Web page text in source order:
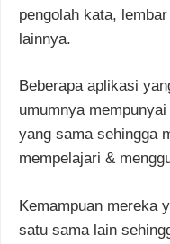
pengolah kata,
lainnya.
Beberapa aplikasi
umumnya
yang sama sehingga
mempelajari &
Kemampuan mereka
satu sama lain